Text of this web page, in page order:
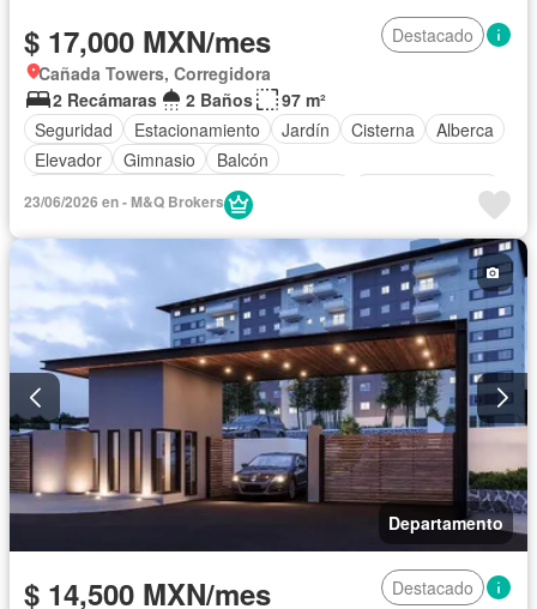
$ 17,000 MXN/mes
Destacado
Cañada Towers, Corregidora
2 Recámaras
2 Baños
97 m²
Seguridad
Estacionamiento Jardín Cisterna
Alberca
Elevador
Gimnasio
Balcón
Acceso para personas con discapacidad
Cocina equipada
Sala polivalente
Electricidad
Cuarto de Limpieza
Vista panorámica
Caseta de vigilancia
Wifi
Completamente amueblado
23/06/2026 en - M&Q Brokers
Departamento
$ 14,500 MXN/mes
Destacado